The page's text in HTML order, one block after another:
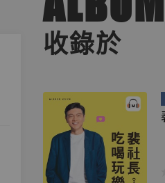
收錄於